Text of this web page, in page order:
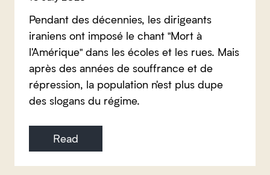
Pendant des décennies, les dirigeants
iraniens ont imposé le chant "Mort à
l'Amérique" dans les écoles et les rues. Mais
après des années de souffrance et de
répression, la population n'est plus dupe
des slogans du régime.
Read